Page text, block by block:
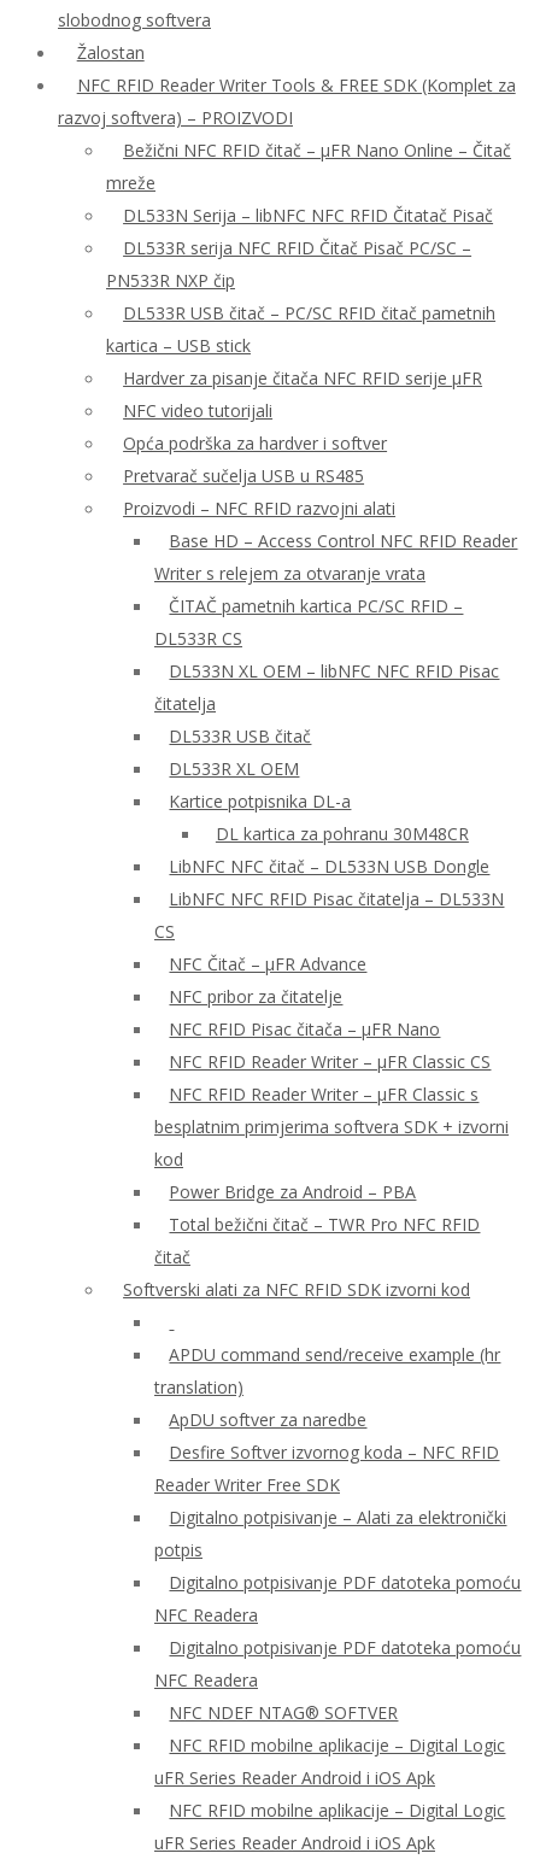
slobodnog softvera
Žalostan
NFC RFID Reader Writer Tools & FREE SDK (Komplet za
razvoj softvera) – PROIZVODI
Bežični NFC RFID čitač – μFR Nano Online – Čitač
mreže
DL533N Serija – libNFC NFC RFID Čitatač Pisač
DL533R serija NFC RFID Čitač Pisač PC/SC –
PN533R NXP čip
DL533R USB čitač – PC/SC RFID čitač pametnih
kartica – USB stick
Hardver za pisanje čitača NFC RFID serije μFR
NFC video tutorijali
Opća podrška za hardver i softver
Pretvarač sučelja USB u RS485
Proizvodi – NFC RFID razvojni alati
Base HD – Access Control NFC RFID Reader
Writer s relejem za otvaranje vrata
ČITAČ pametnih kartica PC/SC RFID –
DL533R CS
DL533N XL OEM – libNFC NFC RFID Pisac
čitatelja
DL533R USB čitač
DL533R XL OEM
Kartice potpisnika DL-a
DL kartica za pohranu 30M48CR
LibNFC NFC čitač – DL533N USB Dongle
LibNFC NFC RFID Pisac čitatelja – DL533N
CS
NFC Čitač – μFR Advance
NFC pribor za čitatelje
NFC RFID Pisac čitača – μFR Nano
NFC RFID Reader Writer – μFR Classic CS
NFC RFID Reader Writer – μFR Classic s
besplatnim primjerima softvera SDK + izvorni
kod
Power Bridge za Android – PBA
Total bežični čitač – TWR Pro NFC RFID
čitač
Softverski alati za NFC RFID SDK izvorni kod
APDU command send/receive example (hr
translation)
ApDU softver za naredbe
Desfire Softver izvornog koda – NFC RFID
Reader Writer Free SDK
Digitalno potpisivanje – Alati za elektronički
potpis
Digitalno potpisivanje PDF datoteka pomoću
NFC Readera
Digitalno potpisivanje PDF datoteka pomoću
NFC Readera
NFC NDEF NTAG® SOFTVER
NFC RFID mobilne aplikacije – Digital Logic
uFR Series Reader Android i iOS Apk
NFC RFID mobilne aplikacije – Digital Logic
uFR Series Reader Android i iOS Apk